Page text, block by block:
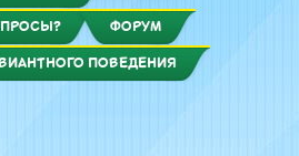
ФОРУМ
ПОВЕДЕНИЯ